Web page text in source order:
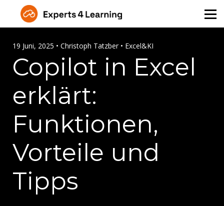
Über Uns
Angebot für Unternehmen
Kontakt
Login
19 Juni, 2025 • Christoph Tatzber • Excel&KI
Copilot in Excel
erklärt:
Funktionen,
Vorteile und
Tipps